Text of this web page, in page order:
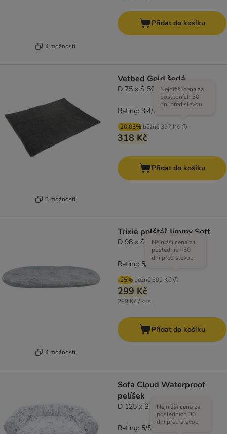
4 možností
Přidat do košíku
3 možností
Vetbed Gold šedá
D 75 x Š 50 cm
-20.03% běžně397 Kč
Nejnižší cena za
posledních 30
dní před slevou
318 Kč
Rating: 3.4/5
Přidat do košíku
4 možností
Trixie polštář Jimmy Soft
D 98 x Š 62 cm
-25% běžně399 Kč
Nejnižší cena za
posledních 30
dní před slevou
299 Kč
299 Kč / kus
Rating: 5/5
Přidat do košíku
Sofa Cloud Waterproof
pelíšek
D 125 x Š 108 x V 15 cm
Nejnižší cena za
posledních 30
dní před slevou
Rating: 5/5